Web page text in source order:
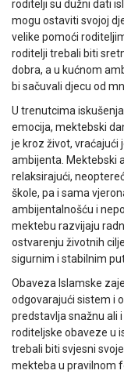
roditelji su dužni dati
mogu ostaviti svojoj
velike pomoći
roditelji trebali biti
dobra, a u kućnom
bi sačuvali djecu od
U trenutcima
emocija, mektebski
je kroz život, vraćajući
ambijenta. Mektebski
relaksirajući,
škole, pa i sama
ambijentalnošću i
mektebu razvijaju
ostvarenju životnih
sigurnim i stabilnim
Obaveza Islamske
odgovarajući sistem i
predstavlja snažnu ali
roditeljske obaveze u
trebali biti svjesni
mekteba u pravilnom